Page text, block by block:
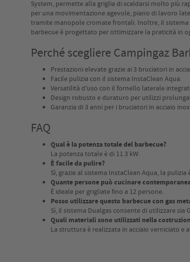
System, permette alla griglia di scaldarsi molto più
per una movimentazione agevole, piano di lavoro
tramite manopole cromate frontali. Inoltre, il sistema
barbecue è progettato per ottimizzare la praticità in
Perché scegliere Campingaz
Prestazioni elevate grazie ai 3 bruciatori in
Facile pulizia con il sistema InstaClean Aqua.
Versatilità d'uso con il fornello laterale
Design robusto e duraturo per utilizzi
Garanzia di 3 anni per i bruciatori in acciaio
FAQ
Qual è la potenza totale del barbecue?
La potenza totale è di 11.3 kW.
È facile da pulire?
Sì, grazie al sistema InstaClean Aqua, la pulizia
Quante persone può cucinare
È ideale per grigliate fino a 12 persone.
Posso utilizzare questo barbecue con gas
Sì, il sistema Dualgas consente di utilizzare sia
Quali materiali sono utilizzati nella
La struttura è realizzata in acciaio verniciato